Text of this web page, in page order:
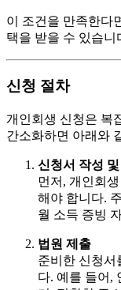
이 조건을 만족한다
택을 받을 수 있습니
신청 절차
개인회생 신청은 복
간소화하면 아래와
신청서 작성 및
먼저, 개인회
해야 합니다.
월 소득 증빙
법원 제출
준비한 신청서
다. 예를 들어,